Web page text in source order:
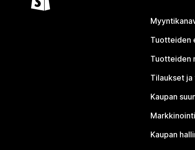
Tuotteiden
Tuotteiden
Tilaukset
Kaupan
Kaupan